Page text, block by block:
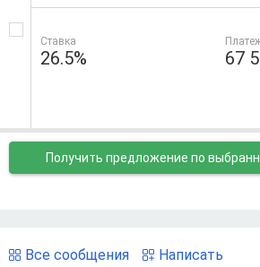
Ставка
26.5% 67
Получить предложение по
Все сообщения Написать